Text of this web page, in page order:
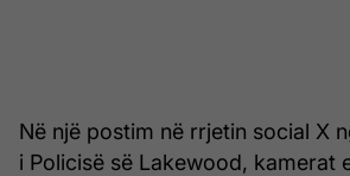
Në një postim në rrjetin social X
i Policisë së Lakewood, kamerat